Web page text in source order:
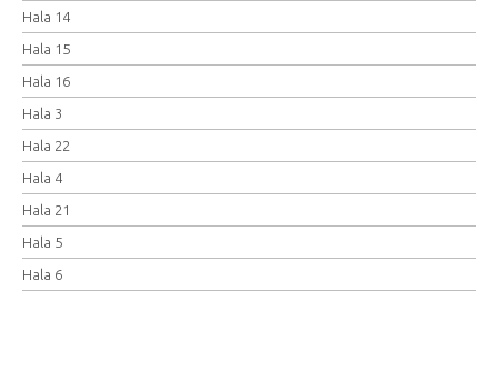
Hala 14
Hala 15
Hala 16
Hala 3
Hala 22
Hala 4
Hala 21
Hala 5
Hala 6